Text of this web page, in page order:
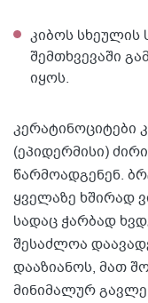
კიბოს სხეულის
შემთხვევაში
იყოს.
კერატინოციტები
(ეპიდერმისი)
წარმოადგენენ.
ყველაზე ხშირად
სადაც ჭარბად
შესაძლოა
დააზიანოს, მათ
მინიმალურ